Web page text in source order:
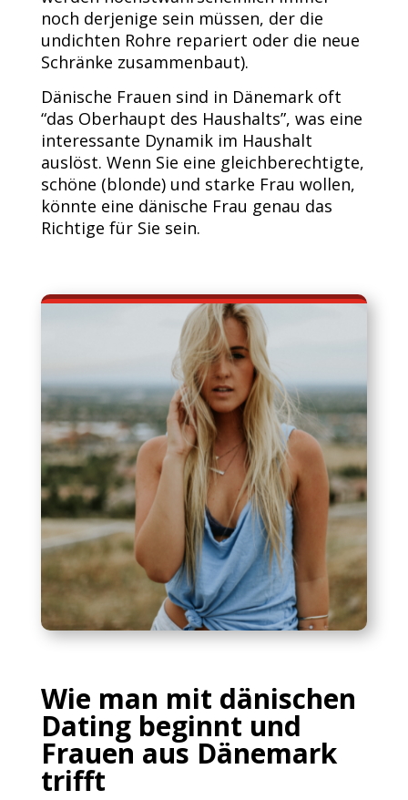
noch derjenige sein müssen, der die
undichten Rohre repariert oder die neue
Schränke zusammenbaut).
Dänische Frauen sind in Dänemark oft
“das Oberhaupt des Haushalts”, was eine
interessante Dynamik im Haushalt
auslöst. Wenn Sie eine gleichberechtigte,
schöne (blonde) und starke Frau wollen,
könnte eine dänische Frau genau das
Richtige für Sie sein.
Wie man mit dänischen
Dating beginnt und
Frauen aus Dänemark
trifft